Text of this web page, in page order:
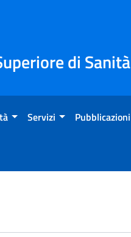
di Sanità
Servizi Pubblicazioni
- Eventi